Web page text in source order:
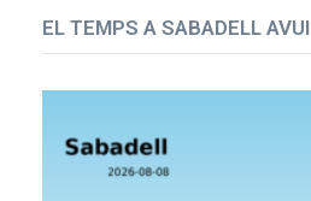
EL TEMPS A SABADELL AVUI